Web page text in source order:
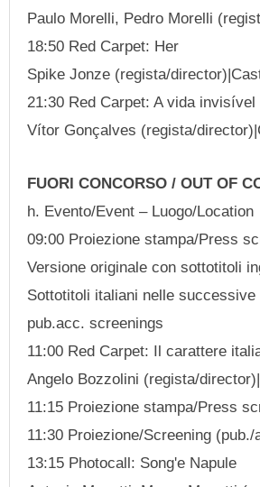
Paulo Morelli, Pedro Morelli
18:50 Red Carpet: Her
Spike Jonze (regista/
21:30 Red Carpet: A vida invisível
Vítor Gonçalves (regista/
FUORI CONCORSO / OUT OF
h. Evento/Event – Luogo/Location
09:00 Proiezione stampa/Press
Versione originale con sottotitoli
Sottotitoli italiani nelle
pub.acc. screenings
11:00 Red Carpet: Il carattere
Angelo Bozzolini (regista/
11:15 Proiezione stampa/Press
11:30 Proiezione/Screening
13:15 Photocall: Song'e Napule